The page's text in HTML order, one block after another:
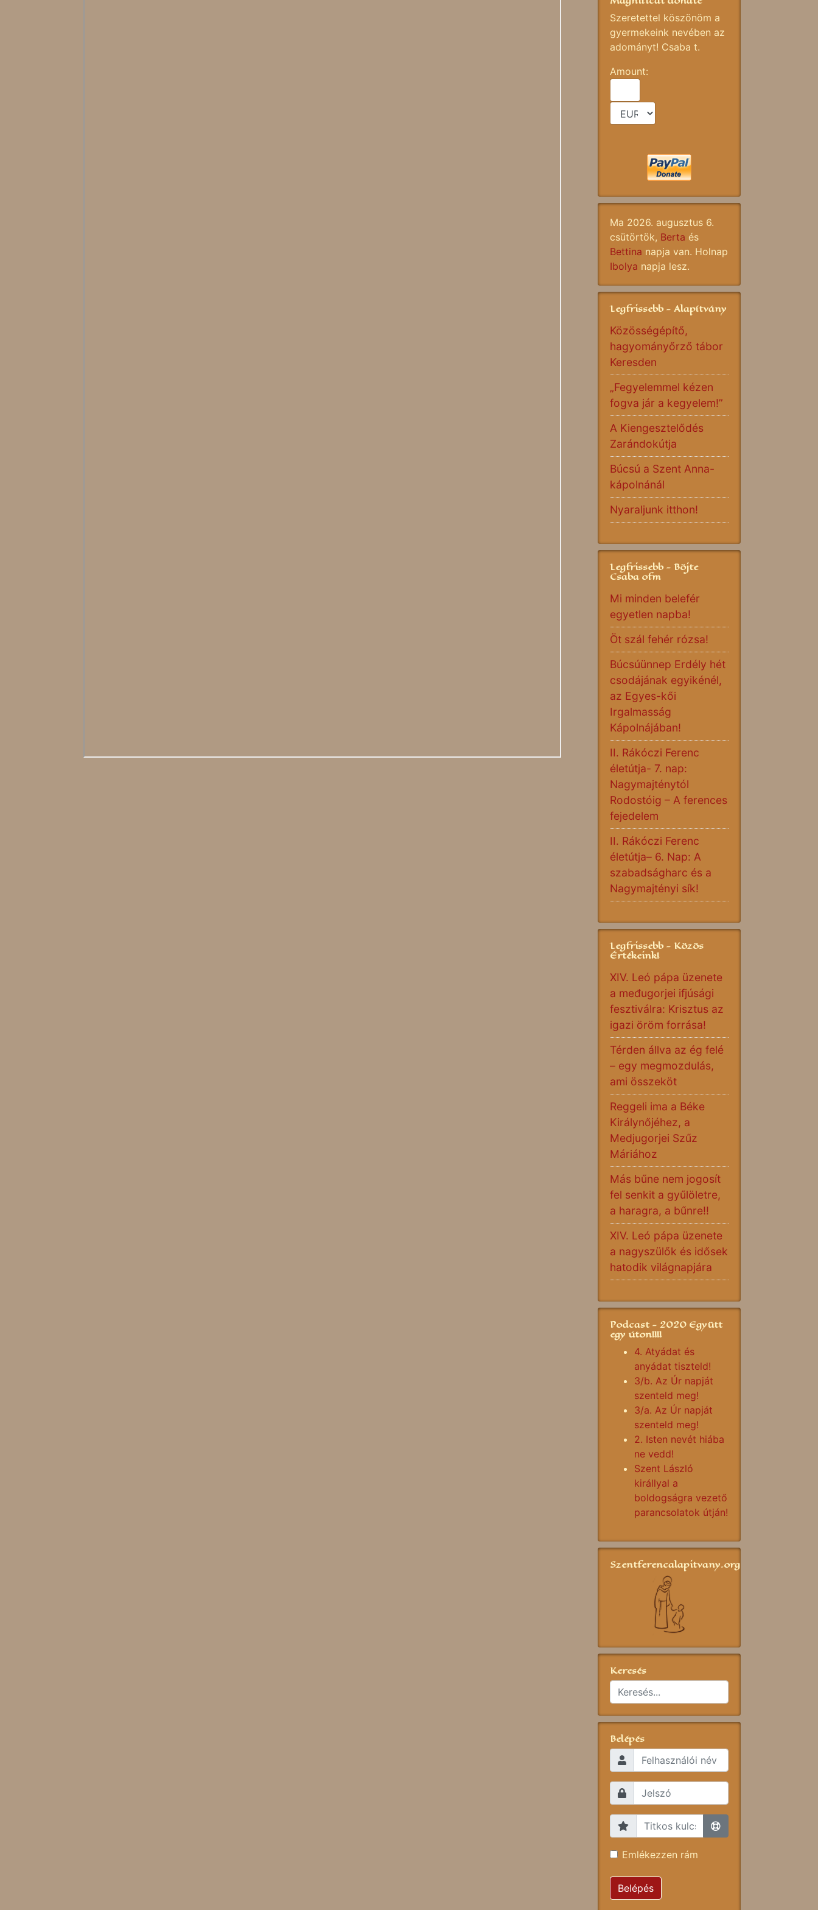
Szeretettel köszönöm a
gyermekeink nevében az
adományt! Csaba t.
Amount:
Ma 2026. augusztus 6.
csütörtök, Berta és
Bettina napja van. Holnap
Ibolya napja lesz.
Legfrissebb - Alapítvány
Közösségépítő,
hagyományőrző tábor
Keresden
„Fegyelemmel kézen
fogva jár a kegyelem!”
A Kiengesztelődés
Zarándokútja
Búcsú a Szent Anna-
kápolnánál
Nyaraljunk itthon!
Legfrissebb - Böjte
Csaba ofm
Mi minden belefér
egyetlen napba!
Öt szál fehér rózsa!
Búcsúünnep Erdély hét
csodájának egyikénél,
az Egyes-kői
Irgalmasság
Kápolnájában!
II. Rákóczi Ferenc
életútja- 7. nap:
Nagymajténytól
Rodostóig – A ferences
fejedelem
II. Rákóczi Ferenc
életútja– 6. Nap: A
szabadságharc és a
Nagymajtényi sík!
Legfrissebb - Közös
Értékeink!
XIV. Leó pápa üzenete
a međugorjei ifjúsági
fesztiválra: Krisztus az
igazi öröm forrása!
Térden állva az ég felé
– egy megmozdulás,
ami összeköt
Reggeli ima a Béke
Királynőjéhez, a
Medjugorjei Szűz
Máriához
Más bűne nem jogosít
fel senkit a gyűlöletre,
a haragra, a bűnre!!
XIV. Leó pápa üzenete
a nagyszülők és idősek
hatodik világnapjára
Podcast - 2020 Együtt
egy úton!!!!
4. Atyádat és
anyádat tiszteld!
3/b. Az Úr napját
szenteld meg!
3/a. Az Úr napját
szenteld meg!
2. Isten nevét hiába
ne vedd!
Szent László
királlyal a
boldogságra vezető
parancsolatok útján!
Szentferencalapitvany.org
Keresés
Belépés
Emlékezzen rám
Belépés